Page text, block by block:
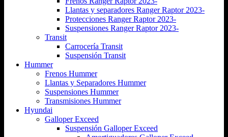
Llantas y separadores Ranger Raptor 2023-
Protecciones Ranger Raptor 2023-
Suspensiones Ranger Raptor 2023-
Transit
Carrocería Transit
Suspensión Transit
Hummer
Frenos Hummer
Llantas y Separadores Hummer
Suspensiones Hummer
Transmisiones Hummer
Hyundai
Galloper Exceed
Suspensión Galloper Exceed